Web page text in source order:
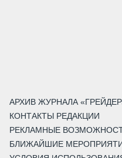
АРХИВ ЖУРНАЛА
КОНТАКТЫ РЕДАКЦИИ
РЕКЛАМНЫЕ
БЛИЖАЙШИЕ